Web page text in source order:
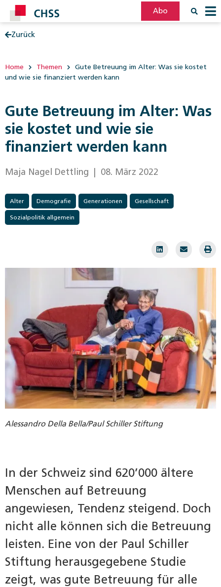
Abo
Zurück
Home Themen
Gute Betreuung im Alter: Was sie kostet
und wie sie finanziert werden kann
Gute Betreuung im Alter: Was
sie kostet und wie sie
finanziert werden kann
Maja Nagel Dettling | 08. März 2022
Alter Demografie Generationen Gesellschaft
Sozialpolitik allgemein
Alessandro Della Bella/Paul Schiller Stiftung
In der Schweiz sind 620’000 ältere
Menschen auf Betreuung
angewiesen, Tendenz steigend. Doch
nicht alle können sich die Betreuung
leisten. Eine von der Paul Schiller
Stiftung herausgegebene Studie
zeigt, was gute Betreuung für alle